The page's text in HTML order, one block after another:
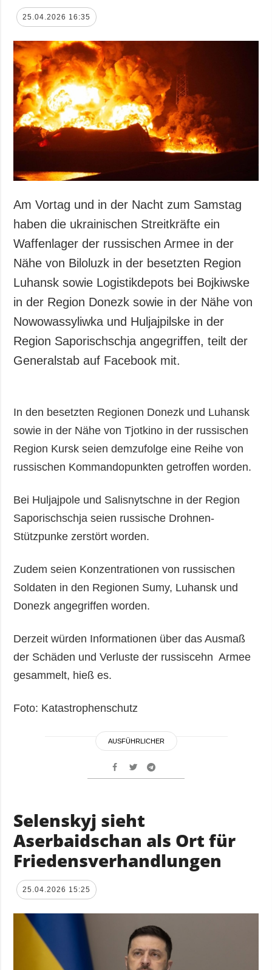
25.04.2026 16:35
Am Vortag und in der Nacht zum Samstag
haben die ukrainischen Streitkräfte ein
Waffenlager der russischen Armee in der
Nähe von Biloluzk in der besetzten Region
Luhansk sowie Logistikdepots bei Bojkiwske
in der Region Donezk sowie in der Nähe von
Nowowassyliwka und Huljajpilske in der
Region Saporischschja angegriffen, teilt der
Generalstab auf Facebook mit.
In den besetzten Regionen Donezk und Luhansk
sowie in der Nähe von Tjotkino in der russischen
Region Kursk seien demzufolge eine Reihe von
russischen Kommandopunkten getroffen worden.
Bei Huljajpole und Salisnytschne in der Region
Saporischschja seien russische Drohnen-
Stützpunke zerstört worden.
Zudem seien Konzentrationen von russischen
Soldaten in den Regionen Sumy, Luhansk und
Donezk angegriffen worden.
Derzeit würden Informationen über das Ausmaß
der Schäden und Verluste der russiscehn Armee
gesammelt, hieß es.
Foto: Katastrophenschutz
AUSFÜHRLICHER
Selenskyj sieht
Aserbaidschan als Ort für
Friedensverhandlungen
25.04.2026 15:25